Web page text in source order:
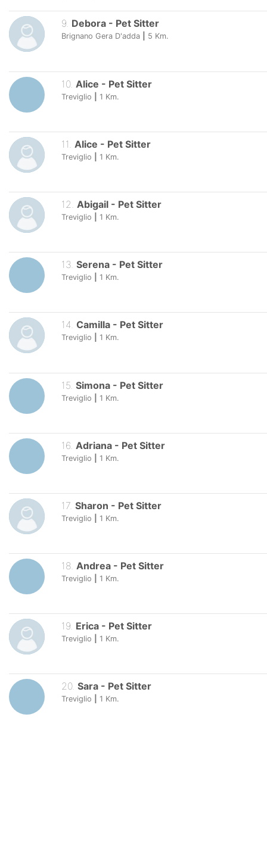
9. Debora - Pet Sitter
Brignano Gera D'adda 5 Km.
10. Alice - Pet Sitter
Treviglio 1 Km.
11 Alice - Pet Sitter
Treviglio 1 Km.
12 Abigail - Pet Sitter
Treviglio 1 Km.
13. Serena - Pet Sitter
Treviglio 1 Km.
14. Camilla - Pet Sitter
Treviglio 1 Km.
15 Simona - Pet Sitter
Treviglio 1 Km.
16 Adriana - Pet Sitter
Treviglio 1 Km.
17. Sharon - Pet Sitter
Treviglio 1 Km.
18. Andrea - Pet Sitter
Treviglio 1 Km.
19. Erica - Pet Sitter
Treviglio 1 Km.
20. Sara - Pet Sitter
Treviglio 1 Km.